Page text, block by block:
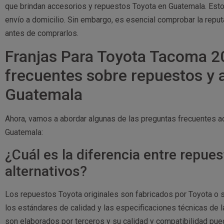
que brindan accesorios y repuestos Toyota en Guatemala.
envío a domicilio. Sin embargo, es esencial comprobar la
antes de comprarlos.
Franjas Para Toyota Tacoma
frecuentes sobre repuestos y
Guatemala
Ahora, vamos a abordar algunas de las preguntas frecuentes
Guatemala:
¿Cuál es la diferencia entre
alternativos?
Los repuestos Toyota originales son fabricados por Toyota o
los estándares de calidad y las especificaciones técnicas de
son elaborados por terceros y su calidad y compatibilidad